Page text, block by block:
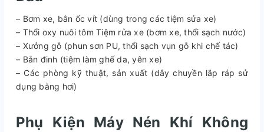
– Bơm xe, bắn ốc vít (dùng trong các tiệm sửa xe)
– Thổi oxy nuôi tôm Tiệm rửa xe (bơm xe, thổi sạch nước)
– Xưởng gỗ (phun sơn PU, thổi sạch vụn gỗ khi chế tác)
– Bắn đinh (tiệm làm ghế da, yên xe)
– Các phòng kỹ thuật, sản xuất (dây chuyền lắp ráp sử
dụng bằng hơi)
Phụ Kiện Máy Nén Khí Không